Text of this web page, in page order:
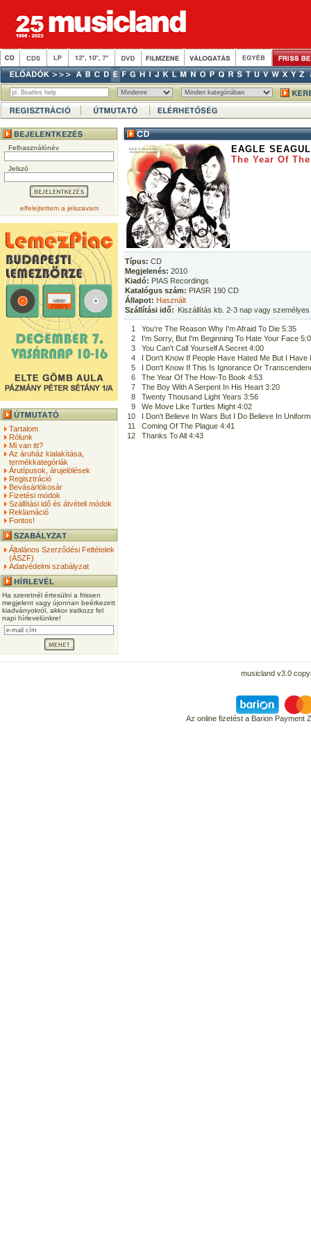
Felhasználónév
Jelszó
elfelejtettem a jelszavam
Tartalom
Rólunk
Mi van itt?
Az áruház kialakítása,
termékkategóriák
Árutípusok, árujelölések
Regisztráció
Bevásárlókosár
Fizetési módok
Szállítási idő és átvételi módok
Reklamáció
Fontos!
Általános Szerződési Feltételek
(ÁSZF)
Adatvédelmi szabályzat
Ha szeretnél értesülni a frissen
megjelent vagy újonnan beérkezett
kiadványokról, akkor iratkozz fel
napi hírlevelünkre!
EAGLE
The Year Of
Típus: CD
Megjelenés: 2010
Kiadó: PIAS Recordings
Katalógus szám: PIASR 190 CD
Állapot: Használt
Szállítási idő: Kiszállítás kb. 2-3 nap vagy
1
You're The Reason Why I'm Afraid To Die 5:35
2
I'm Sorry, But I'm Beginning To Hate Your Face
3
You Can't Call Yourself A Secret 4:00
4
I Don't Know If People Have Hated Me But I Have
5
I Don't Know If This Is Ignorance Or
6
The Year Of The How-To Book 4:53
7
The Boy With A Serpent In His Heart 3:20
8
Twenty Thousand Light Years 3:56
9
We Move Like Turtles Might 4:02
10
I Don't Believe In Wars But I Do Believe In
11
Coming Of The Plague 4:41
12
Thanks To All 4:43
musicland v3.0
Az online fizetést a Barion Payment